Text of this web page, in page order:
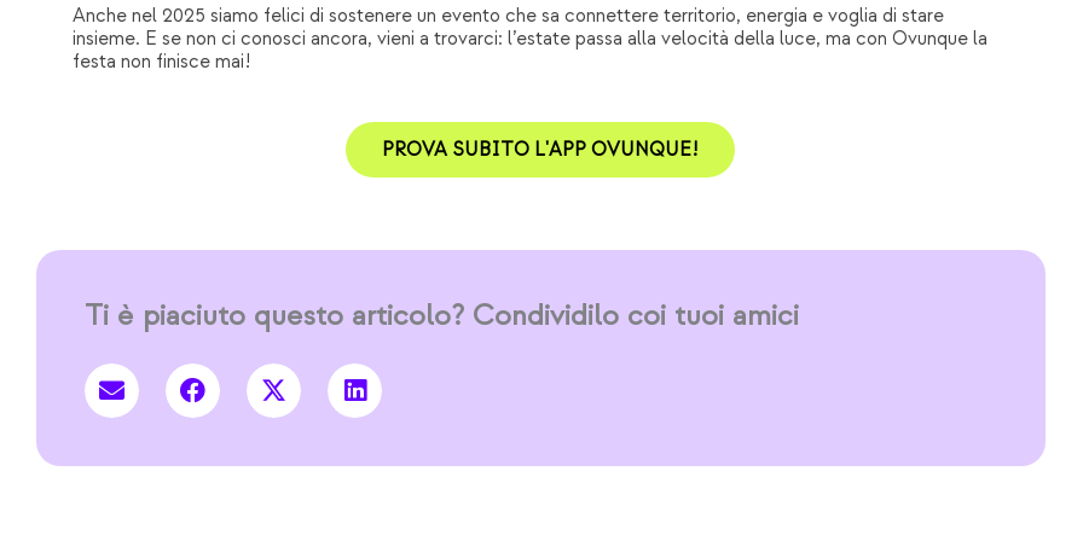
Anche nel 2025 siamo felici di sostenere un evento che sa connettere territorio, energia e voglia di stare
insieme. E se non ci conosci ancora, vieni a trovarci: l’estate passa alla velocità della luce, ma con Ovunque la
festa non finisce mai!
PROVA SUBITO L'APP OVUNQUE!
Ti è piaciuto questo articolo? Condividilo coi tuoi amici